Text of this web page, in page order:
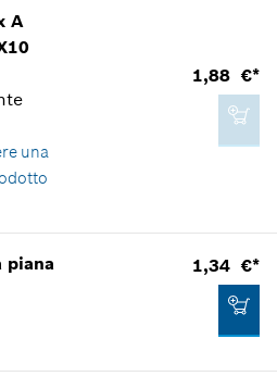
al carrello
al carrello
ricambio
al carrello
A
una
1,88 €*
ricambio
piana
1,34 €*